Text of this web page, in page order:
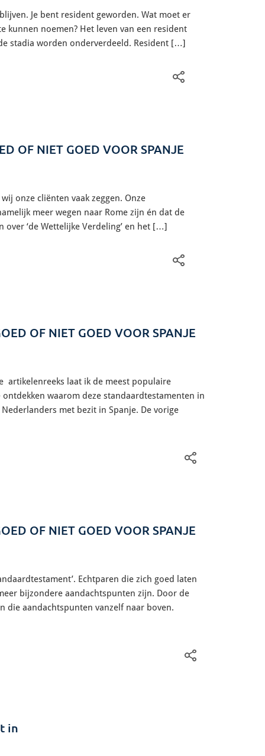
Je bent resident geworden. Wat moet er
kunnen noemen? Het leven van een resident
stadia worden onderverdeeld. Resident […]
OF NIET GOED VOOR SPANJE
onze cliënten vaak zeggen. Onze
meer wegen naar Rome zijn én dat de
over ‘de Wettelijke Verdeling’ en het […]
OF NIET GOED VOOR SPANJE
artikelenreeks laat ik de meest populaire
waarom deze standaardtestamenten in
met bezit in Spanje. De vorige
OF NIET GOED VOOR SPANJE
Echtparen die zich goed laten
bijzondere aandachtspunten zijn. Door de
die aandachtspunten vanzelf naar boven.
in